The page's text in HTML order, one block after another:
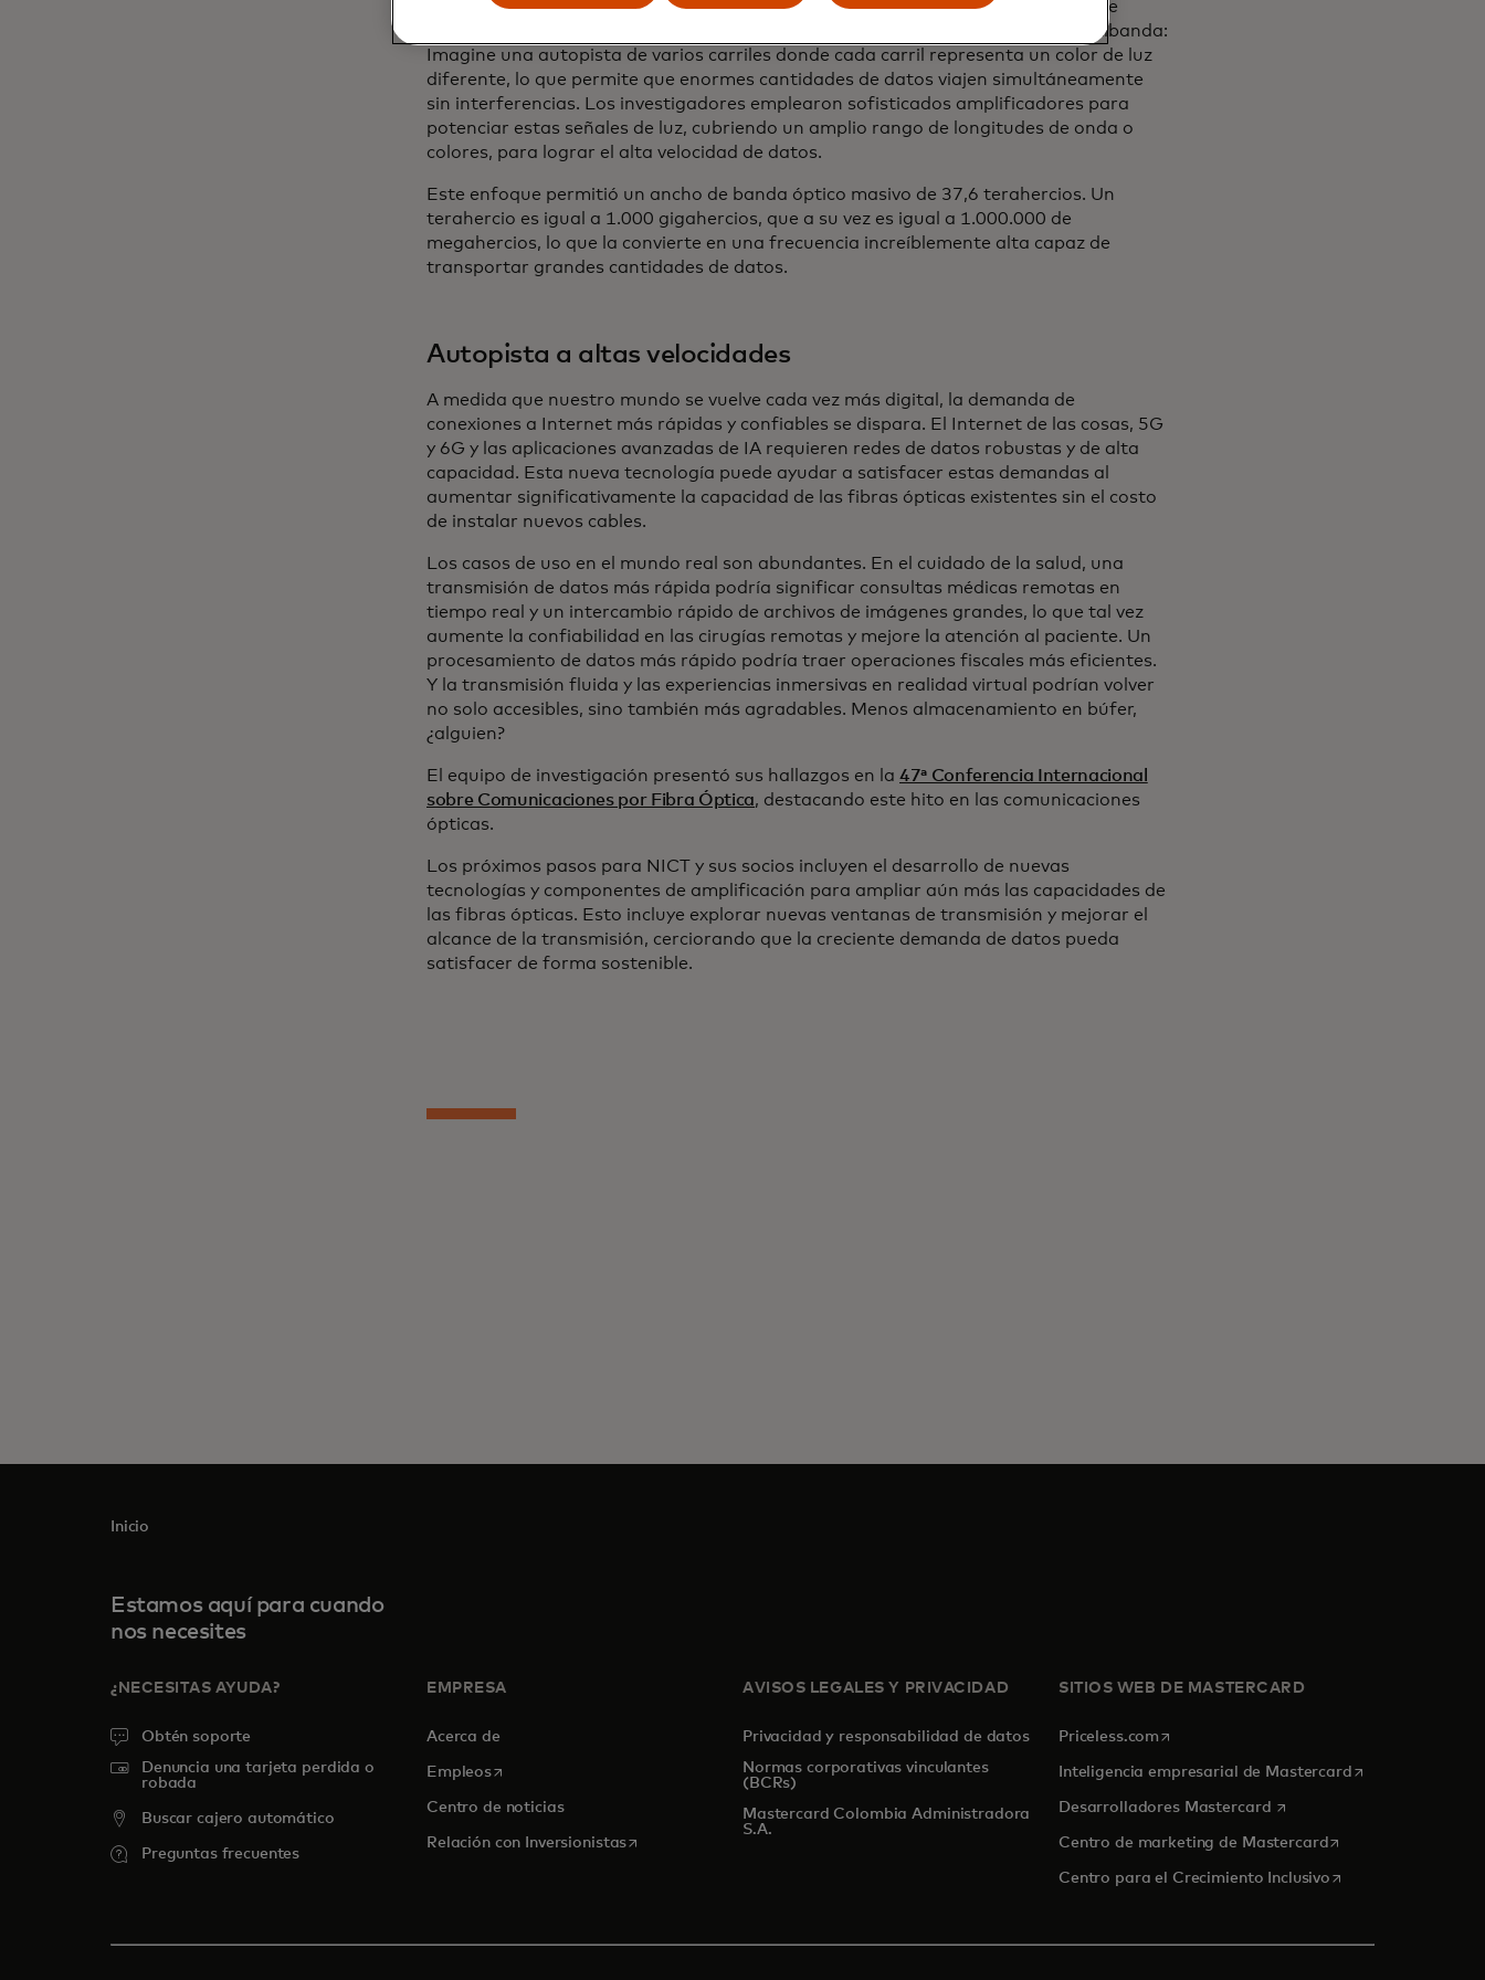
velocidad. Para lograr velocidades aún mayores, el equipo empleó tecnologías de
amplificación avanzadas y multiplexación por división de longitud de onda multibanda:
Imagine una autopista de varios carriles donde cada carril representa un color de luz
diferente, lo que permite que enormes cantidades de datos viajen simultáneamente
sin interferencias. Los investigadores emplearon sofisticados amplificadores para
potenciar estas señales de luz, cubriendo un amplio rango de longitudes de onda o
colores, para lograr el alta velocidad de datos.
Este enfoque permitió un ancho de banda óptico masivo de 37,6 terahercios. Un
terahercio es igual a 1.000 gigahercios, que a su vez es igual a 1.000.000 de
megahercios, lo que la convierte en una frecuencia increíblemente alta capaz de
transportar grandes cantidades de datos.
Autopista a altas velocidades
A medida que nuestro mundo se vuelve cada vez más digital, la demanda de
conexiones a Internet más rápidas y confiables se dispara. El Internet de las cosas, 5G
y 6G y las aplicaciones avanzadas de IA requieren redes de datos robustas y de alta
capacidad. Esta nueva tecnología puede ayudar a satisfacer estas demandas al
aumentar significativamente la capacidad de las fibras ópticas existentes sin el costo
de instalar nuevos cables.
Los casos de uso en el mundo real son abundantes. En el cuidado de la salud, una
transmisión de datos más rápida podría significar consultas médicas remotas en
tiempo real y un intercambio rápido de archivos de imágenes grandes, lo que tal vez
aumente la confiabilidad en las cirugías remotas y mejore la atención al paciente. Un
procesamiento de datos más rápido podría traer operaciones fiscales más eficientes.
Y la transmisión fluida y las experiencias inmersivas en realidad virtual podrían volver
no solo accesibles, sino también más agradables. Menos almacenamiento en búfer,
¿alguien?
El equipo de investigación presentó sus hallazgos en la 47ª Conferencia Internacional
sobre Comunicaciones por Fibra Óptica, destacando este hito en las comunicaciones
ópticas.
Los próximos pasos para NICT y sus socios incluyen el desarrollo de nuevas
tecnologías y componentes de amplificación para ampliar aún más las capacidades de
las fibras ópticas. Esto incluye explorar nuevas ventanas de transmisión y mejorar el
alcance de la transmisión, cerciorando que la creciente demanda de datos pueda
satisfacer de forma sostenible.
Inicio
Estamos aquí para cuando
nos necesites
¿NECESITAS AYUDA?
Obtén soporte
Denuncia una tarjeta perdida o
robada
Buscar cajero automático
Preguntas frecuentes
EMPRESA
Acerca de
Empleosse abre en una pestaña nueva
Centro de noticias
Relación con Inversionistasse abre en una pestaña nueva
AVISOS LEGALES Y PRIVACIDAD
Privacidad y responsabilidad de datos
Normas corporativas vinculantes
(BCRs)
Mastercard Colombia Administradora
S.A.
SITIOS WEB DE MASTERCARD
Priceless.com se abre en una pestaña nueva
Inteligencia empresarial de Mastercardse abre en una
Desarrolladores Mastercard se abre en una pestaña
Centro de marketing de Mastercardse abre en una
Centro para el Crecimiento Inclusivose abre en una